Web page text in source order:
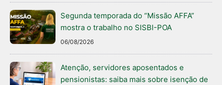
Segunda temporada do “Missão AFFA”
mostra o trabalho no SISBI-POA
06/08/2026
Atenção, servidores aposentados e
pensionistas: saiba mais sobre isenção de